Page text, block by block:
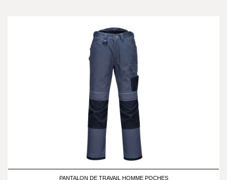
PANTALON DE TRAVAIL HOMME POCHES